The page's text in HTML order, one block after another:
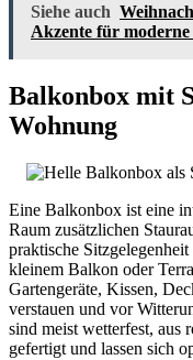
Siehe auch
Akzente für moderne
Balkonbox mit
Wohnung
Eine Balkonbox ist eine
Raum zusätzlichen
praktische
kleinem Balkon oder
Gartengeräte, Kissen,
verstauen und vor
sind meist wetterfest, aus
gefertigt und lassen sich